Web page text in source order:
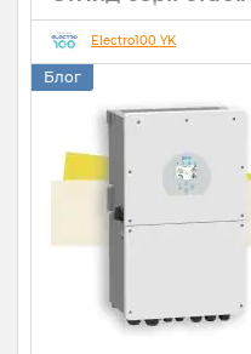
Елекс АНТС:
захист
22 07 2026
Electro100 YK
Блог